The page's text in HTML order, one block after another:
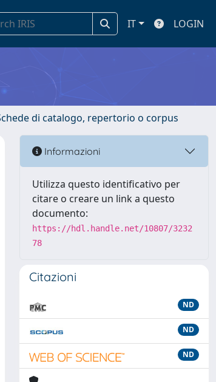
IT LOGIN
di catalogo, repertorio o corpus
Informazioni
Utilizza questo identificativo per
citare o creare un link a questo
documento:
https://hdl.handle.net/10807/3232
78
Citazioni
ND
ND
ND